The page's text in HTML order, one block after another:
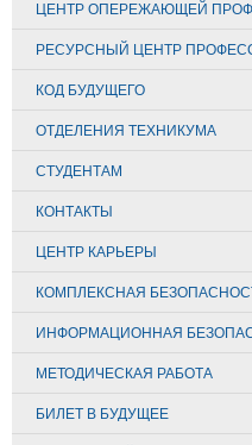
ЦЕНТР ОПЕРЕЖАЮЩЕЙ
РЕСУРСНЫЙ ЦЕНТР
КОД БУДУЩЕГО
ОТДЕЛЕНИЯ ТЕХНИКУМА
СТУДЕНТАМ
КОНТАКТЫ
ЦЕНТР КАРЬЕРЫ
КОМПЛЕКСНАЯ
ИНФОРМАЦИОННАЯ
МЕТОДИЧЕСКАЯ РАБОТА
БИЛЕТ В БУДУЩЕЕ